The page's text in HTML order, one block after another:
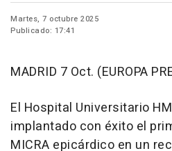
Martes, 7 octubre 2025
Publicado: 17:41
MADRID 7 Oct. (EUROPA
El Hospital Universitario
implantado con éxito el
MICRA epicárdico en un